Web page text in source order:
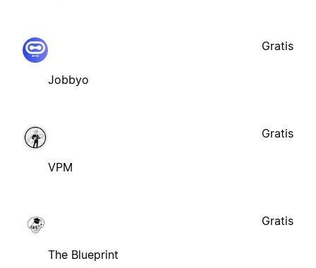
Jobbyo
Gratis
VPM
Gratis
The Blueprint
Gratis